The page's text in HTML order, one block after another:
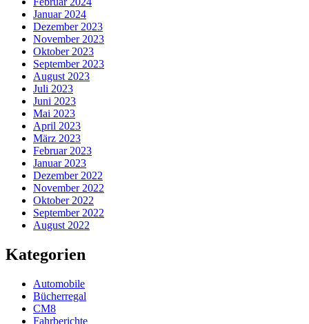
Januar 2024
Dezember 2023
November 2023
Oktober 2023
September 2023
August 2023
Juli 2023
Juni 2023
Mai 2023
April 2023
März 2023
Februar 2023
Januar 2023
Dezember 2022
November 2022
Oktober 2022
September 2022
August 2022
Kategorien
Automobile
Bücherregal
CM8
Fahrberichte